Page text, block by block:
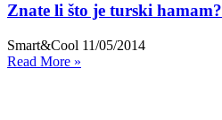
Znate li što je turski hamam?
Smart&Cool 11/05/2014
Read More »